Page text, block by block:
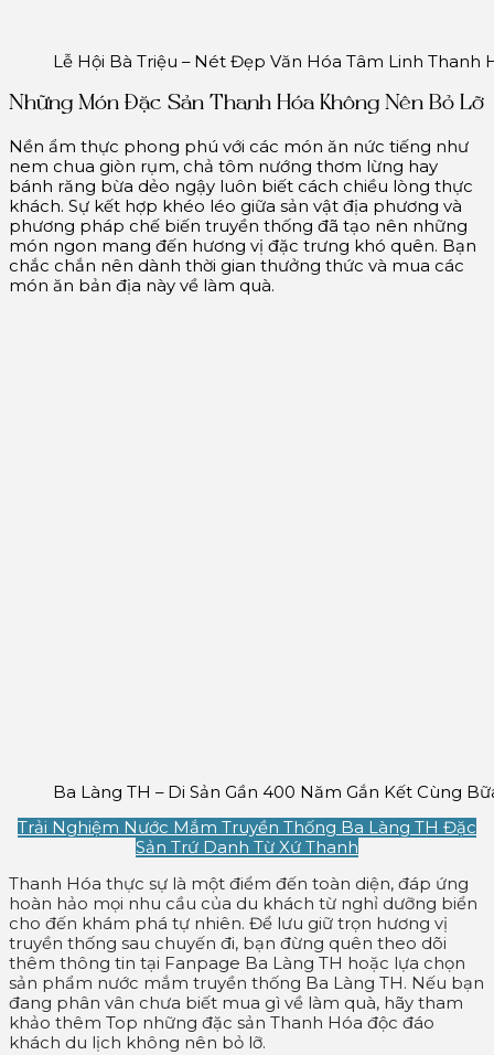
Lễ Hội Bà Triệu – Nét Đẹp Văn Hóa Tâm Linh Thanh
Những Món Đặc Sản Thanh Hóa Không Nên Bỏ Lỡ
Nền ẩm thực phong phú với các món ăn nức tiếng như
nem chua giòn rụm, chả tôm nướng thơm lừng hay
bánh răng bừa dẻo ngậy luôn biết cách chiều lòng thực
khách. Sự kết hợp khéo léo giữa sản vật địa phương và
phương pháp chế biến truyền thống đã tạo nên những
món ngon mang đến hương vị đặc trưng khó quên. Bạn
chắc chắn nên dành thời gian thưởng thức và mua các
món ăn bản địa này về làm quà.
Ba Làng TH – Di Sản Gần 400 Năm Gắn Kết Cùng
Trải Nghiệm Nước Mắm Truyền Thống Ba Làng TH Đặc
Sản Trứ Danh Từ Xứ Thanh
Thanh Hóa thực sự là một điểm đến toàn diện, đáp ứng
hoàn hảo mọi nhu cầu của du khách từ nghỉ dưỡng biển
cho đến khám phá tự nhiên. Để lưu giữ trọn hương vị
truyền thống sau chuyến đi, bạn đừng quên theo dõi
thêm thông tin tại Fanpage Ba Làng TH hoặc lựa chọn
sản phẩm nước mắm truyền thống Ba Làng TH. Nếu bạn
đang phân vân chưa biết mua gì về làm quà, hãy tham
khảo thêm Top những đặc sản Thanh Hóa độc đáo
khách du lịch không nên bỏ lỡ.